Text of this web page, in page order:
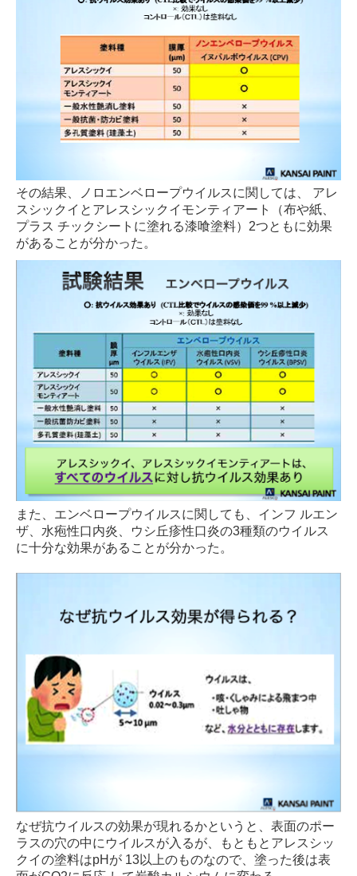
その結果、ノロエンベロープウイルスに関しては、 アレ
スシックイとアレスシックイモンティアート（布や紙、
プラス チックシートに塗れる漆喰塗料）2つともに効果
があることが分かった。
また、エンベロープウイルスに関しても、インフ ルエン
ザ、水疱性口内炎、ウシ丘疹性口炎の3種類のウイルス
に十分な効果があることが分かった。
なぜ抗ウイルスの効果が現れるかというと、表面のポー
ラスの穴の中にウイルスが入るが、もともとアレスシッ
クイの塗料はpHが 13以上のものなので、塗った後は表